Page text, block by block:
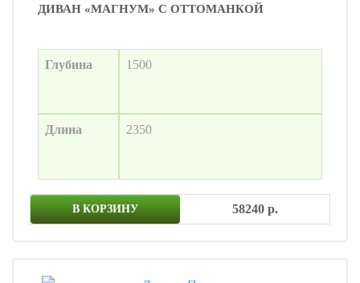
ДИВАН «МАГНУМ» С ОТТОМАНКОЙ
Глубина 1500
Длина 2350
В КОРЗИНУ 58240 р.